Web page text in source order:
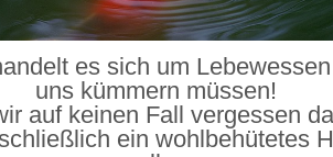
es sich um
uns kümmern müssen!
auf keinen Fall vergessen
ein wohlbehütetes